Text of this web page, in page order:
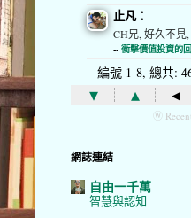
止凡：
CH兄, 好久不見,
-- 衝擊價值投資的
編號 1-8, 總共:
▾ ▴ ◂
ⓦ
網誌連結
自由一千萬
智慧與認知